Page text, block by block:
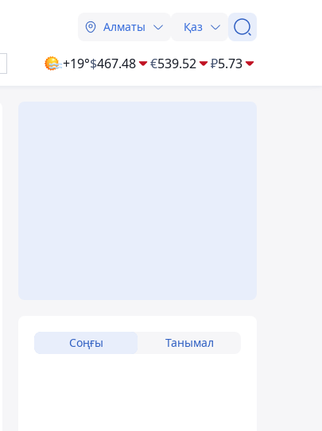
Алматы Қаз
+19°$467.48 €539.52 ₽5.73
Соңғы Танымал